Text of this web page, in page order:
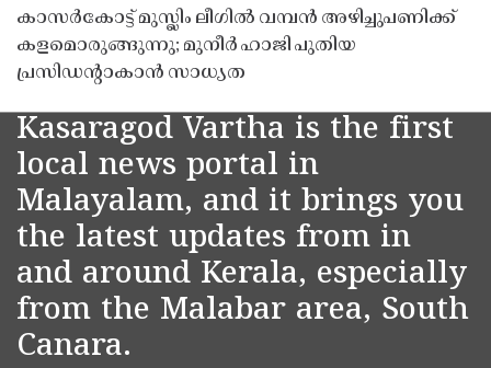
കാസർകോട്ട് മുസ്ലിം ലീഗിൽ വമ്പൻ അഴിച്ചുപണിക്ക്
കളമൊരുങ്ങുന്നു; മുനീർ ഹാജി പുതിയ
പ്രസിഡൻ്റാകാൻ സാധ്യത
Kasaragod Vartha is the first
local news portal in
Malayalam, and it brings you
the latest updates from in
and around Kerala, especially
from the Malabar area, South
Canara.